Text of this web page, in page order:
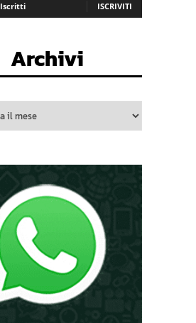
Iscritti ISCRIVITI
Archivi